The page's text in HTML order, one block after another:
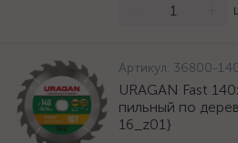
Артикул: 36800-
URAGAN Fast
пильный по
16_z01}